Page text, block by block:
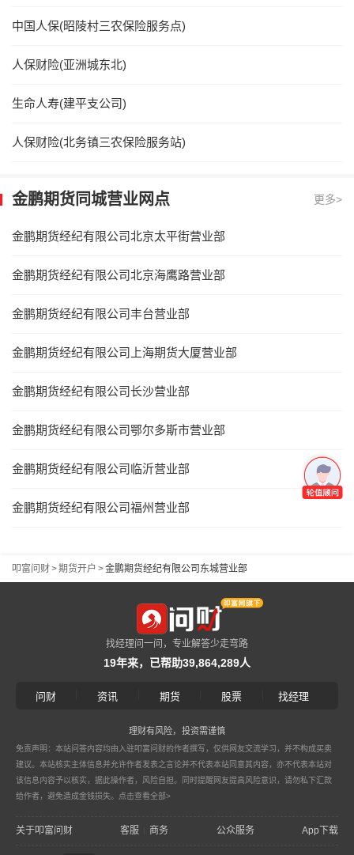
中国人保(昭陵村三农保险服务点)
人保财险(亚洲城东北)
生命人寿(建平支公司)
人保财险(北务镇三农保险服务站)
金鹏期货同城营业网点 更多>
金鹏期货经纪有限公司北京太平街营业部
金鹏期货经纪有限公司北京海鹰路营业部
金鹏期货经纪有限公司丰台营业部
金鹏期货经纪有限公司上海期货大厦营业部
金鹏期货经纪有限公司长沙营业部
金鹏期货经纪有限公司鄂尔多斯市营业部
金鹏期货经纪有限公司临沂营业部
金鹏期货经纪有限公司福州营业部
叩富问财>期货开户 >金鹏期货经纪有限公司东城营业部
找经理问一问，专业解答少走弯路
19年来，已帮助39,864,289人
问财 资讯 期货 股票 找经理
理财有风险，投资需谨慎
免责声明：本站问答内容均由入驻叩富问财的作者撰写，仅供网友交流学习，并不构成买卖
建议。本站核实主体信息并允许作者发表之言论并不代表本站同意其内容，亦不代表本站对
该信息内容予以核实，据此操作者，风险自担。同时提醒网友提高风险意识，请勿私下汇款
给作者，避免造成金钱损失。 点击查看全部>
关于叩富问财 客服 商务 公众服务 App下载